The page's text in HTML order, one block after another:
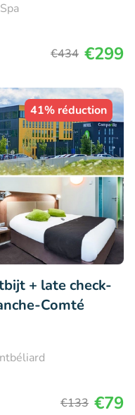
€434 €299
41% réduction
+ late check-
Comté
€133 €79